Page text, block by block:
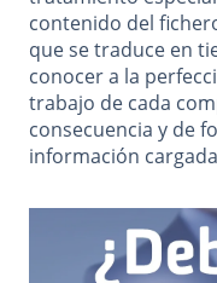
contenido del
que se traduce en
conocer a la
trabajo de cada
consecuencia y de
información